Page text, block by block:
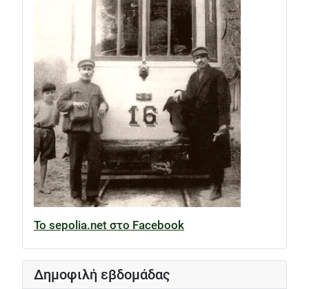
Το sepolia.net στο Facebook
Δημοφιλή εβδομάδας